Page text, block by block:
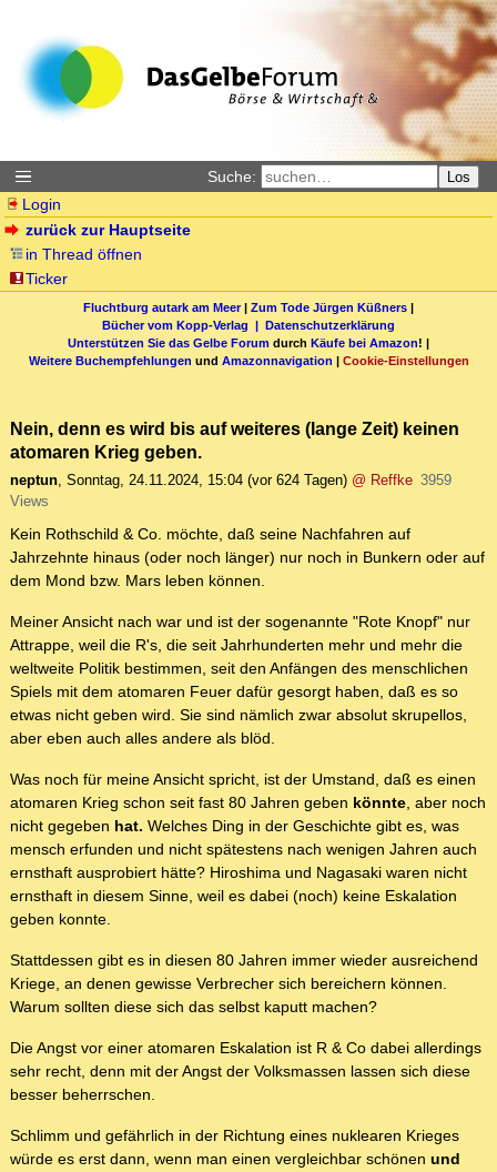
Suche: Los
Login
zurück zur Hauptseite
in Thread öffnen
Ticker
Fluchtburg autark am Meer| Zum Tode Jürgen Küßners |
Bücher vom Kopp-Verlag | Datenschutzerklärung
Unterstützen Sie das Gelbe Forum durch Käufe bei Amazon! |
Weitere Buchempfehlungen und Amazonnavigation | Cookie-Einstellungen
Nein, denn es wird bis auf weiteres (lange Zeit) keinen
atomaren Krieg geben.
neptun, Sonntag, 24.11.2024, 15:04 (vor 624 Tagen) @ Reffke 3959
Views
Kein Rothschild & Co. möchte, daß seine Nachfahren auf
Jahrzehnte hinaus (oder noch länger) nur noch in Bunkern oder auf
dem Mond bzw. Mars leben können.
Meiner Ansicht nach war und ist der sogenannte "Rote Knopf" nur
Attrappe, weil die R's, die seit Jahrhunderten mehr und mehr die
weltweite Politik bestimmen, seit den Anfängen des menschlichen
Spiels mit dem atomaren Feuer dafür gesorgt haben, daß es so
etwas nicht geben wird. Sie sind nämlich zwar absolut skrupellos,
aber eben auch alles andere als blöd.
Was noch für meine Ansicht spricht, ist der Umstand, daß es einen
atomaren Krieg schon seit fast 80 Jahren geben könnte, aber noch
nicht gegeben hat. Welches Ding in der Geschichte gibt es, was
mensch erfunden und nicht spätestens nach wenigen Jahren auch
ernsthaft ausprobiert hätte? Hiroshima und Nagasaki waren nicht
ernsthaft in diesem Sinne, weil es dabei (noch) keine Eskalation
geben konnte.
Stattdessen gibt es in diesen 80 Jahren immer wieder ausreichend
Kriege, an denen gewisse Verbrecher sich bereichern können.
Warum sollten diese sich das selbst kaputt machen?
Die Angst vor einer atomaren Eskalation ist R & Co dabei allerdings
sehr recht, denn mit der Angst der Volksmassen lassen sich diese
besser beherrschen.
Schlimm und gefährlich in der Richtung eines nuklearen Krieges
würde es erst dann, wenn man einen vergleichbar schönen und